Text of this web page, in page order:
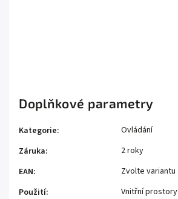
Doplňkové parametry
Kategorie:
Ovládání
Záruka:
2 roky
EAN:
Zvolte variantu
Použití:
Vnitřní prostory